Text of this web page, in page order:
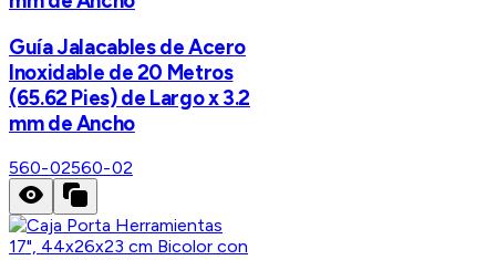
Guía Jalacables de Acero
Inoxidable de 20 Metros
(65.62 Pies) de Largo x 3.2
mm de Ancho
560-02560-02